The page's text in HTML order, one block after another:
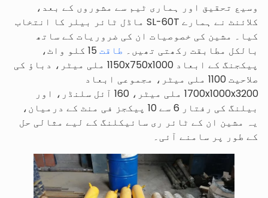
وسیع تحقیق اور ہماری ٹیم سے مشوروں کے بعد،
کلائنٹ نے ہمارے SL-60T ماڈل ٹائر بیلر کا انتخاب
کیا۔ مشین کی خصوصیات ان کی ضروریات کے ساتھ
بالکل مطابقت رکھتی تھیں۔ طاقت
15 کلو واٹ،
پیکجنگ کے ابعاد 1150x750x1000 ملی میٹر، دباؤ کی
صلاحیت 1100 ملی میٹر، مجموعی ابعاد
1700x1000x3200 ملی میٹر، 160 آئل سلنڈر، اور
بیلنگ کی رفتار 6 سے 10 پیکجز فی منٹ کے درمیان،
یہ مشین ان کے ٹائر ری سائیکلنگ کے لیے مثالی حل
کے طور پر سامنے آئی۔